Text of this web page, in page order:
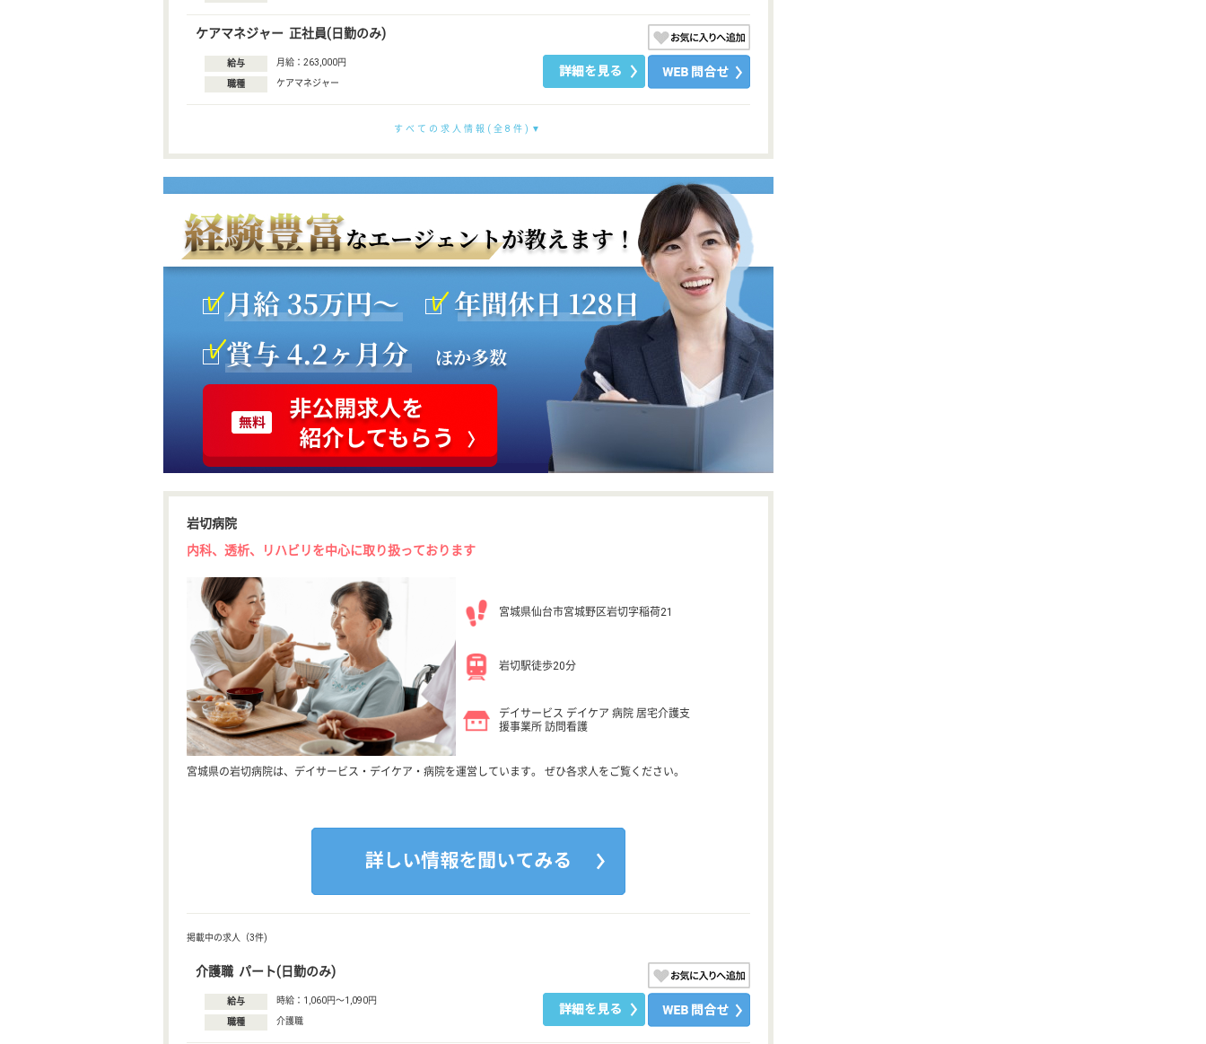
ケアマネジャー 正社員(日勤のみ)
給与 月給：263,000円
職種 ケアマネジャー
すべての求人情報(全8件)
岩切病院
内科、透析、リハビリを中心に取り扱っております
宮城県仙台市宮城野区岩切字稲荷21
岩切駅徒歩20分
デイサービス デイケア 病院 居宅介護支
援事業所 訪問看護
宮城県の岩切病院は、デイサービス・デイケア・病院を運営しています。 ぜひ各求人をご覧ください。
掲載中の求人（3件)
介護職 パート(日勤のみ)
給与 時給：1,060円〜1,090円
職種 介護職